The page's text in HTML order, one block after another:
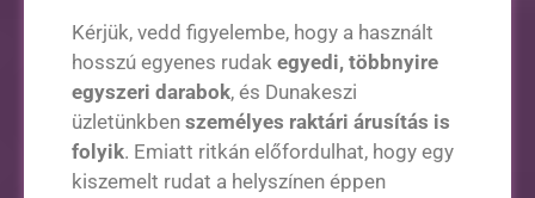
Kérjük, vedd figyelembe, hogy a használt
hosszú egyenes rudak egyedi, többnyire
egyszeri darabok, és Dunakeszi
üzletünkben személyes raktári árusítás is
folyik. Emiatt ritkán előfordulhat, hogy egy
kiszemelt rudat a helyszínen éppen